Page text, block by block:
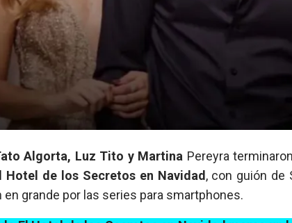
Algorta, Luz Tito y Martina Pereyra
Hotel de los Secretos en Navidad, con guión de
en grande por las series para smartphones.